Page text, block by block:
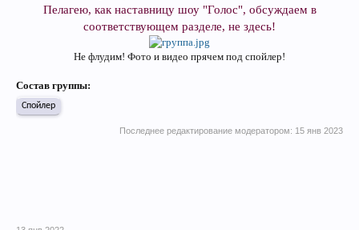
Пелагею, как наставницу шоу "Голос", обсуждаем в
соответствующем разделе, не здесь!
Не флудим! Фото и видео прячем под спойлер!
Состав группы:
Спойлер
Последнее редактирование модератором: 15 янв 2023